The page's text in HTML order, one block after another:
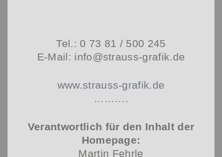
Tel.: 0 73 81 / 500 245
E-Mail: info@strauss-grafik.de
www.strauss-grafik.de
……….
Verantwortlich für den Inhalt der
Homepage:
Martin Fehrle